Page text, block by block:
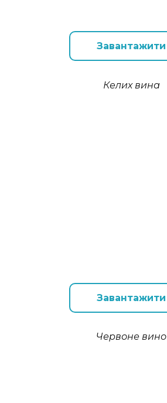
Завантажити
Келих вина
Завантажити
Червоне вино